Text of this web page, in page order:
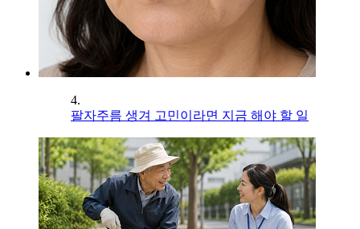
4.
팔자주름 생겨 고민이라면 지금 해야 할 일